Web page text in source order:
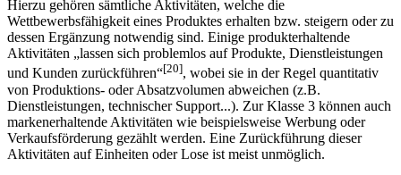
Hierzu gehören sämtliche Aktivitäten, welche die
Wettbewerbsfähigkeit eines Produktes erhalten bzw. steigern oder zu
dessen Ergänzung notwendig sind. Einige produkterhaltende
Aktivitäten „lassen sich problemlos auf Produkte, Dienstleistungen
und Kunden zurückführen“[20], wobei sie in der Regel quantitativ
von Produktions- oder Absatzvolumen abweichen (z.B.
Dienstleistungen, technischer Support...). Zur Klasse 3 können auch
markenerhaltende Aktivitäten wie beispielsweise Werbung oder
Verkaufsförderung gezählt werden. Eine Zurückführung dieser
Aktivitäten auf Einheiten oder Lose ist meist unmöglich.